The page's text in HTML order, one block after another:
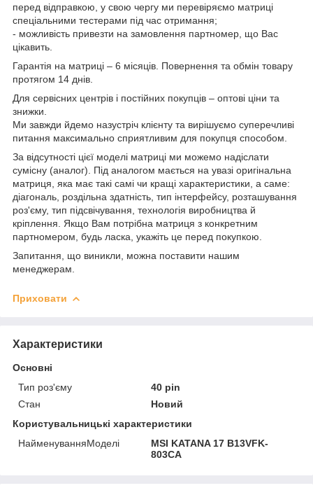
перед відправкою, у свою чергу ми перевіряємо матриці
спеціальними тестерами під час отримання;
- можливість привезти на замовлення партномер, що Вас
цікавить.
Гарантія на матриці – 6 місяців. Повернення та обмін товару
протягом 14 днів.
Для сервісних центрів і постійних покупців – оптові ціни та
знижки.
Ми завжди йдемо назустріч клієнту та вирішуємо суперечливі
питання максимально сприятливим для покупця способом.
За відсутності цієї моделі матриці ми можемо надіслати
сумісну (аналог). Під аналогом мається на увазі оригінальна
матриця, яка має такі самі чи кращі характеристики, а саме:
діагональ, роздільна здатність, тип інтерфейсу, розташування
роз'єму, тип підсвічування, технологія виробництва й
кріплення. Якщо Вам потрібна матриця з конкретним
партномером, будь ласка, укажіть це перед покупкою.
Запитання, що виникли, можна поставити нашим
менеджерам.
Приховати
Характеристики
Основні
Тип роз'єму
40 pin
Стан
Новий
Користувальницькі характеристики
НайменуванняМоделі
MSI KATANA 17 B13VFK-
803CA